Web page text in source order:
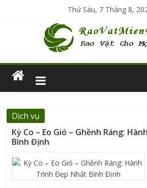
Thứ Sáu, 7 Tháng 8,
Dịch vụ
Kỳ Co – Eo Gió – Ghềnh Ráng:
Bình Định